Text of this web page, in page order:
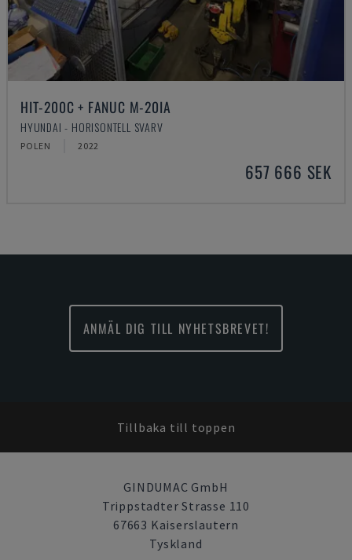
HIT-200C + FANUC M-20IA
HYUNDAI - HORISONTELL SVARV
POLEN 2022
657 666 SEK
ANMÄL DIG TILL NYHETSBREVET!
Tillbaka till toppen
GINDUMAC GmbH
Trippstadter Strasse 110
67663 Kaiserslautern
Tyskland